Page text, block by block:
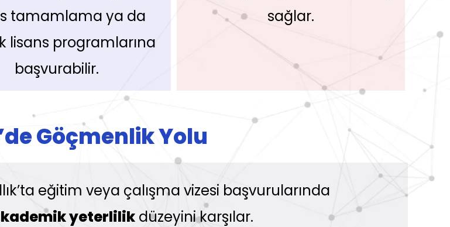
tamamlama ya da
lisans programlarına
başvurabilir.
sağlar.
Göçmenlik Yolu
eğitim veya çalışma vizesi başvurularında
yeterlilik düzeyini karşılar.